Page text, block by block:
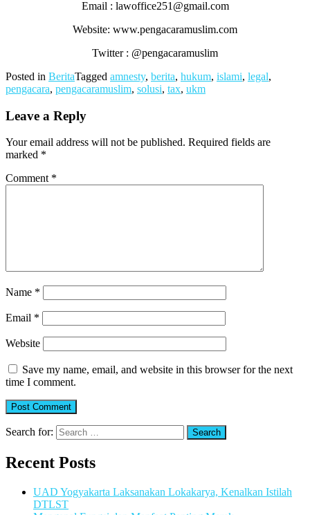
Email : lawoffice251@gmail.com
Website: www.pengacaramuslim.com
Twitter : @pengacaramuslim
Posted in BeritaTagged amnesty, berita, hukum, islami, legal,
pengacara, pengacaramuslim, solusi, tax, ukm
Leave a Reply
Your email address will not be published. Required fields are
marked *
Comment *
Name *
Email *
Website
Save my name, email, and website in this browser for the next
time I comment.
Search for:
Recent Posts
UAD Yogyakarta Laksanakan Lokakarya, Kenalkan Istilah
DTLST